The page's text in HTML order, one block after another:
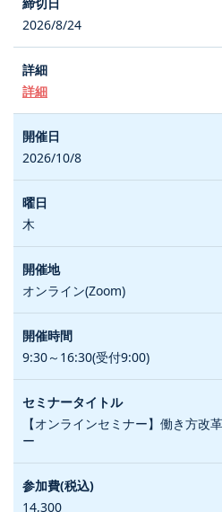
2026/8/24
詳細
2026/10/8
木
オンライン(Zoom)
9:30～16:30(受付9:00)
【オンラインセミナー】働き方改
ー
14,300